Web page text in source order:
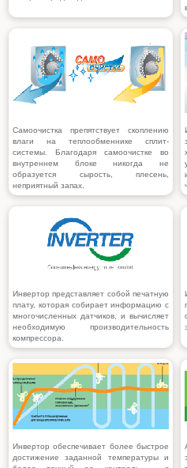
Самоочистка препятствует скоплению
влаги на теплообменнике сплит-
системы. Благодаря самоочистке во
внутреннем блоке никогда не
образуется сырость, плесень,
неприятный запах.
Инвертор представляет собой печатную
плату, которая собирает информацию с
многочисленных датчиков, и вычисляет
необходимую производительность
компрессора.
Инвертор обеспечивает более быстрое
достижение заданной температуры и